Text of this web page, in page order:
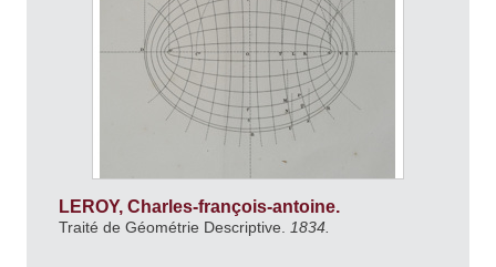
LEROY, Charles-françois-antoine.
Traité de Géométrie Descriptive. 1834.